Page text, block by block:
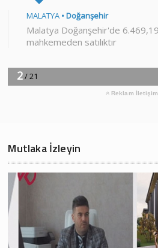
Reklam İletişim
Mutlaka İzleyin